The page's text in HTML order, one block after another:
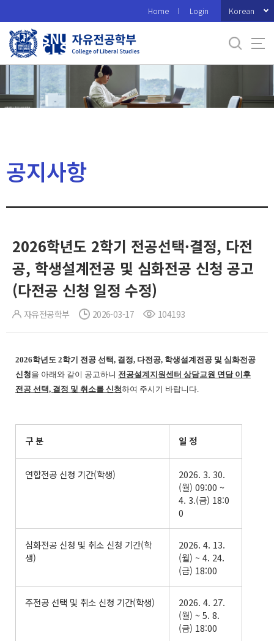
로
메
Home Login Korean
공지사항
2026학년도 2학기 전공선택·결정, 다전
공, 학생설계전공 및 심화전공 신청 공고
(다전공 신청 일정 수정)
자유전공학부 2026-03-17 104193
2026학년도 2학기 전공 선택, 결정, 다전공, 학생설계전공 및 심화전공
신청을 아래와 같이 공고하니 전공설계지원센터 상담교원 면담 이후
전공 선택, 결정 및 취소를 신청하여 주시기 바랍니다.
구 분 일 정
연합전공 신청 기간(학생)
2026. 3. 30.
(월) 09:00 ~
4. 3.(금) 18:0
0
심화전공 신청 및 취소 신청 기간(학
생)
2026. 4. 13.
(월) ~ 4. 24.
(금) 18:00
주전공 선택 및 취소 신청 기간(학생)
2026. 4. 27.
(월) ~ 5. 8.
(금) 18:00